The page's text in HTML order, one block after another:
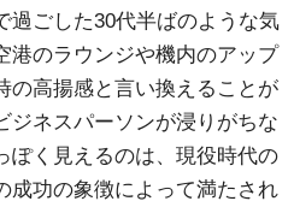
過ごした30代半ばのような気
港のラウンジや機内のアップ
の高揚感と言い換えることが
ジネスパーソンが浸りがちな
ぽく見えるのは、現役時代の
成功の象徴によって満たされ